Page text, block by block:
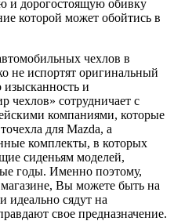
и дорогостоящую обивку
которой может обойтись в
чехлов в
не испортят оригинальный
изысканность и
чехлов» сотрудничает с
компаниями, которые
для Mazda, а
комплекты, в которых
сиденьям моделей,
годы. Именно поэтому,
Вы можете быть на
идеально сядут на
свое предназначение.